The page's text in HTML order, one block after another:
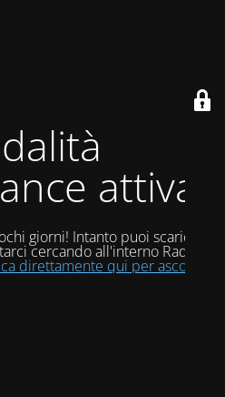
attiva
giorni! Intanto puoi scaricare
cercando all'interno Radio
direttamente qui per ascoltarci!